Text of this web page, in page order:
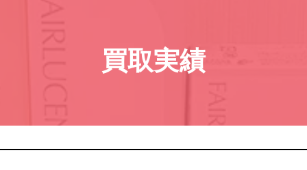
買取実績